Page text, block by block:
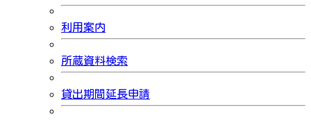
利用案内
所蔵資料検索
貸出期間延長申請